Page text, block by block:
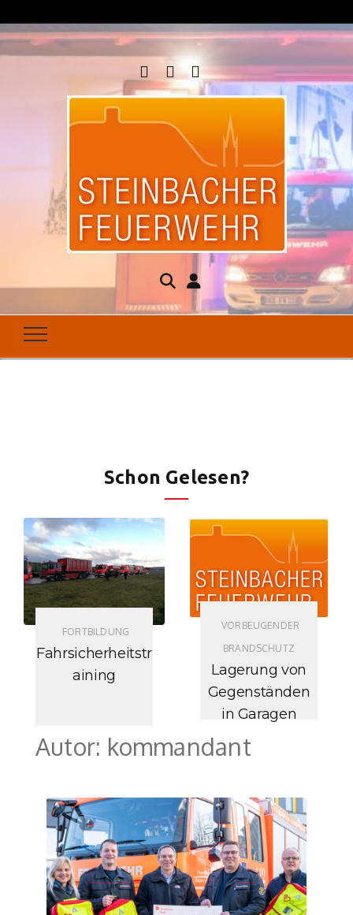
Steinbacher
Feuerwehr
Seit 1877 für Ihren Brandschutz da
Schon Gelesen?
FORTBILDUNG
Fahrsicherheitstr
aining
VORBEUGENDER
BRANDSCHUTZ
Lagerung von
Gegenständen
in Garagen
Autor: kommandant